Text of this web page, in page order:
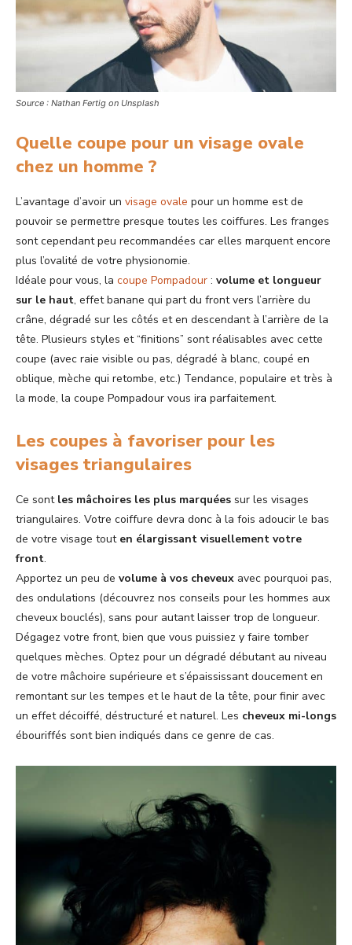
Source : Nathan Fertig on Unsplash
Quelle coupe pour un visage ovale
chez un homme ?
L’avantage d’avoir un visage ovale pour un homme est de
pouvoir se permettre presque toutes les coiffures. Les franges
sont cependant peu recommandées car elles marquent encore
plus l’ovalité de votre physionomie.
Idéale pour vous, la coupe Pompadour : volume et longueur
sur le haut, effet banane qui part du front vers l’arrière du
crâne, dégradé sur les côtés et en descendant à l’arrière de la
tête. Plusieurs styles et “finitions” sont réalisables avec cette
coupe (avec raie visible ou pas, dégradé à blanc, coupé en
oblique, mèche qui retombe, etc.) Tendance, populaire et très à
la mode, la coupe Pompadour vous ira parfaitement.
Les coupes à favoriser pour les
visages triangulaires
Ce sont les mâchoires les plus marquées sur les visages
triangulaires. Votre coiffure devra donc à la fois adoucir le bas
de votre visage tout en élargissant visuellement votre
front.
Apportez un peu de volume à vos cheveux avec pourquoi pas,
des ondulations (découvrez nos conseils pour les hommes aux
cheveux bouclés), sans pour autant laisser trop de longueur.
Dégagez votre front, bien que vous puissiez y faire tomber
quelques mèches. Optez pour un dégradé débutant au niveau
de votre mâchoire supérieure et s’épaississant doucement en
remontant sur les tempes et le haut de la tête, pour finir avec
un effet décoiffé, déstructuré et naturel. Les cheveux mi-longs
ébouriffés sont bien indiqués dans ce genre de cas.